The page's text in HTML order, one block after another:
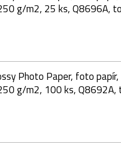
g/m2, 25 ks, Q8696A,
Photo Paper, foto
g/m2, 100 ks, Q8692A,